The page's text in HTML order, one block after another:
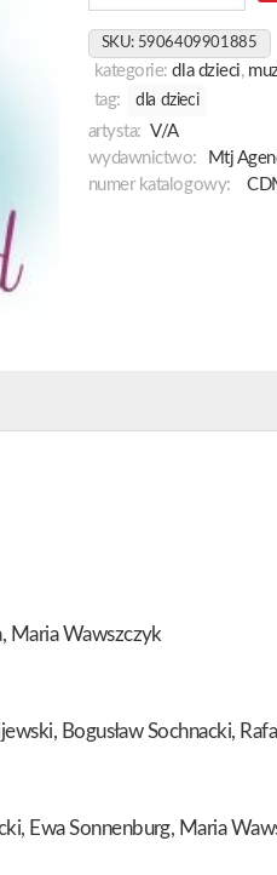
Bajeczki
SKU: 5906409901885
kategorie:dla dzieci,
tag:
dla dzieci
artysta: V/A
wydawnictwo:
Mtj
numer katalogowy:
Maria Wawszczyk
Bogusław Sochnacki,
Ewa Sonnenburg, Maria